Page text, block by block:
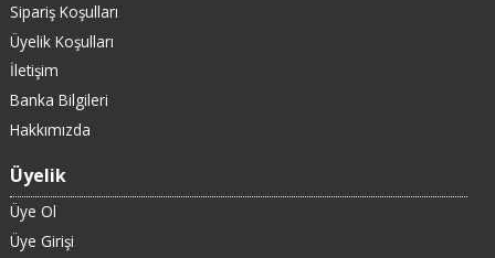
Sipariş Koşulları
Üyelik Koşulları
İletişim
Banka Bilgileri
Hakkımızda
Üyelik
Üye Ol
Üye Girişi